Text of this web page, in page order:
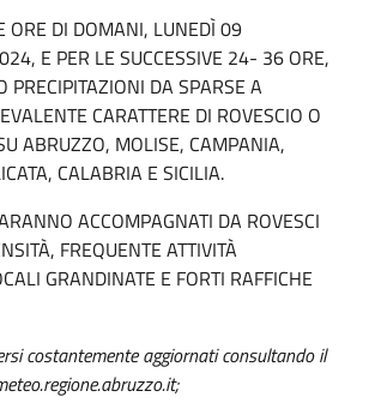
ORE DI DOMANI, LUNEDÌ 09
E PER LE SUCCESSIVE 24- 36 ORE,
PRECIPITAZIONI DA SPARSE A
CARATTERE DI ROVESCIO O
ABRUZZO, MOLISE, CAMPANIA,
CALABRIA E SICILIA.
ACCOMPAGNATI DA ROVESCI
FREQUENTE ATTIVITÀ
GRANDINATE E FORTI RAFFICHE
costantemente aggiornati consultando il